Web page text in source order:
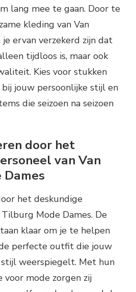
lang mee te gaan. Door te
kleding van Van
ervan verzekerd zijn dat
tijdloos is, maar ook
Kies voor stukken
jouw persoonlijke stijl en
die seizoen na seizoen
door het
van Van
het deskundige
Mode Dames. De
klaar om je te helpen
perfecte outfit die jouw
weerspiegelt. Met hun
voor mode zorgen zij